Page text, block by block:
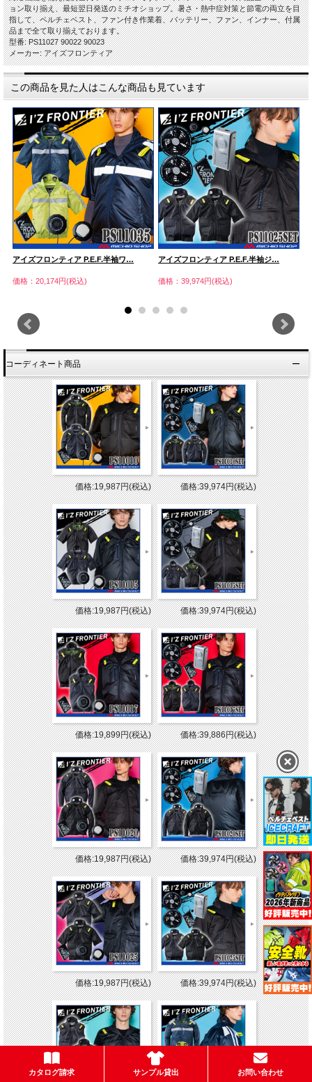
ョン取り揃え、最短翌日発送のミチオショップ。暑さ・熱中症対策と節電の両立を目
指して、ペルチェベスト、ファン付き作業着、バッテリー、ファン、インナー、付属
品まで全て取り揃えております。
型番: PS11027 90022 90023
メーカー: アイズフロンティア
この商品を見た人はこんな商品も見ています
アイズフロンティア P.E.F.半袖ワ…
価格：20,174円(税込)
アイズフロンティア P.E.F.半袖ジ…
価格：39,974円(税込)
コーディネート商品
価格:19,987円(税込) 価格:39,974円(税込)
価格:19,987円(税込) 価格:39,974円(税込)
価格:19,899円(税込) 価格:39,886円(税込)
価格:19,987円(税込) 価格:39,974円(税込)
価格:19,987円(税込) 価格:39,974円(税込)
カタログ請求 サンプル貸出 お問い合わせ